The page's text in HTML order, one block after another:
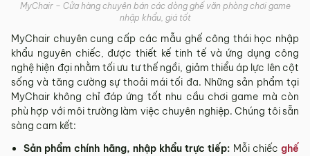
MyChair – Cửa hàng chuyên bán các dòng ghế văn phòng chơi game
nhập khẩu, giá tốt
MyChair chuyên cung cấp các mẫu ghế công thái học nhập
khẩu nguyên chiếc, được thiết kế tinh tế và ứng dụng công
nghệ hiện đại nhằm tối ưu tư thế ngồi, giảm thiểu áp lực lên cột
sống và tăng cường sự thoải mái tối đa. Những sản phẩm tại
MyChair không chỉ đáp ứng tốt nhu cầu chơi game mà còn
phù hợp với môi trường làm việc chuyên nghiệp. Chúng tôi sẵn
sàng cam kết:
Sản phẩm chính hãng, nhập khẩu trực tiếp: Mỗi chiếcghế